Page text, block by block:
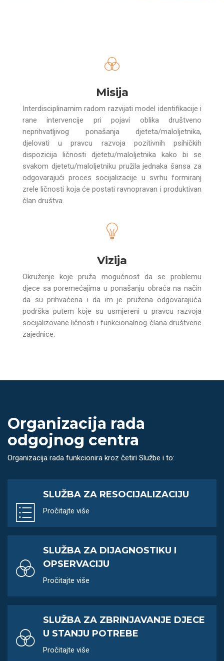
Misija
Interdisciplinarnim radom razvijati model identifikacije i
rane intervencije pri pojavi oblika društveno
neprihvatljivog ponašanja djeteta/maloljetnika,
djelovati u pravcu razvoja pozitivnih psihičkih
dispozicija ličnosti djetetu/maloljetnika kako bi se
svakom djetetu/maloljetniku pružila jednaka šansa za
odgovarajući proces socijalizacije u svrhu formiranj
zrele ličnosti koja će postati ravnopravan i produktivan
član društva.
Vizija
Okruženje koje pruža mogućnost da se problemu
djece sa poremećajima u ponašanju obraća na način
da su prihvaćena i da im je pružena odgovarajuća
podrška putem koje su usmjereni u pravcu razvoja
socijalizovane ličnosti i funkcionalnog člana društvene
zajednice.
Organizacija rada
odgojnog centra
Organizacija rada funkcionira kroz četiri Službe i to:
SLUŽBA ZA RESOCIJALIZACIJU
Pročitajte više
SLUŽBA ZA DIJAGNOSTIKU I
OPSERVACIJU
Pročitajte više
SLUŽBA ZA ZBRINJAVANJE DJECE
U STANJU POTREBE
Pročitajte više